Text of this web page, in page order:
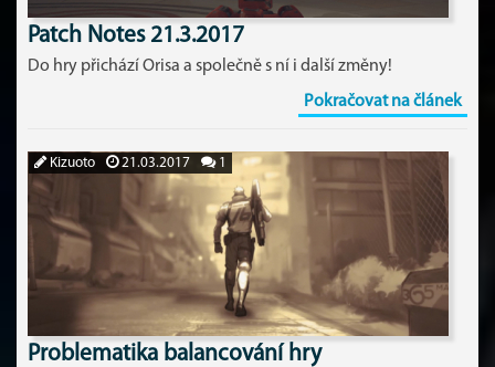
Patch Notes 21.3.2017
Do hry přichází Orisa a společně s ní i další změny!
Pokračovat na článek
Kizuoto 21.03.2017 1
Problematika balancování hry